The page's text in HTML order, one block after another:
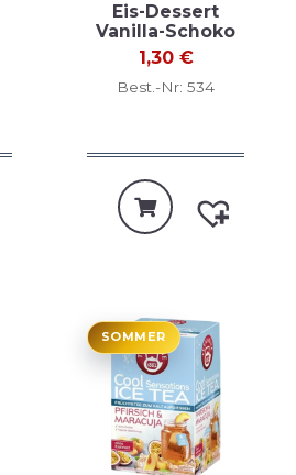
Eis-Dessert
Vanilla-Schoko
1,30 €
Best.-Nr: 534
SOMMER